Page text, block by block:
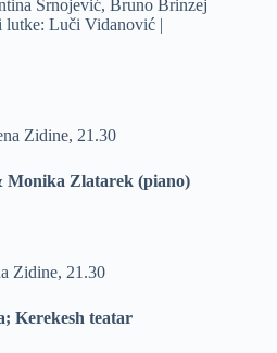
Srnojević, Bruno Brinzej
lutke: Luči Vidanović |
Zidine, 21.30
Monika Zlatarek (piano)
Zidine, 21.30
Kerekesh teatar